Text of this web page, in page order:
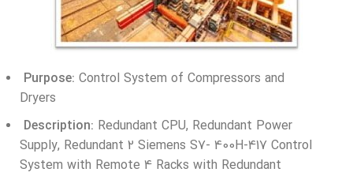
Purpose: Control System of Compressors and
Dryers
Description: Redundant CPU, Redundant Power
Supply, Redundant 2 Siemens S7- 400H-417 Control
System with Remote 4 Racks with Redundant